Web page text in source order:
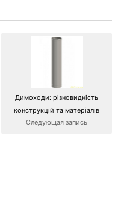
Димоходи: різновидність
конструкцій та матеріалів
Следующая запись